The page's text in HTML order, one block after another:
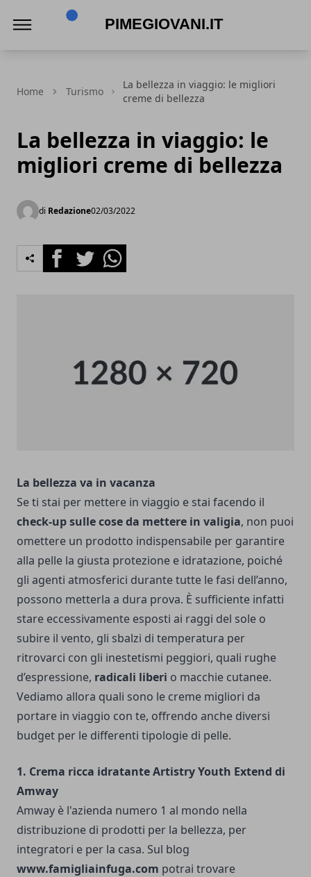
Home Turismo
La bellezza in viaggio: le migliori
creme di bellezza
La bellezza in viaggio: le
migliori creme di bellezza
di Redazione02/03/2022
FacebookTwitterWhatsapp
La bellezza va in vacanza
Se ti stai per mettere in viaggio e stai facendo il
check-up sulle cose da mettere in valigia, non puoi
omettere un prodotto indispensabile per garantire
alla pelle la giusta protezione e idratazione, poiché
gli agenti atmosferici durante tutte le fasi dell’anno,
possono metterla a dura prova. È sufficiente infatti
stare eccessivamente esposti ai raggi del sole o
subire il vento, gli sbalzi di temperatura per
ritrovarci con gli inestetismi peggiori, quali rughe
d’espressione, radicali liberi o macchie cutanee.
Vediamo allora quali sono le creme migliori da
portare in viaggio con te, offrendo anche diversi
budget per le differenti tipologie di pelle.
1. Crema ricca idratante Artistry Youth Extend di
Amway
Amway è l'azienda numero 1 al mondo nella
distribuzione di prodotti per la bellezza, per
integratori e per la casa. Sul blog
www.famigliainfuga.com potrai trovare